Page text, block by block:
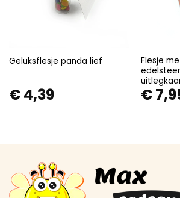
Geluksflesje panda lief
€4,39
Flesje
€